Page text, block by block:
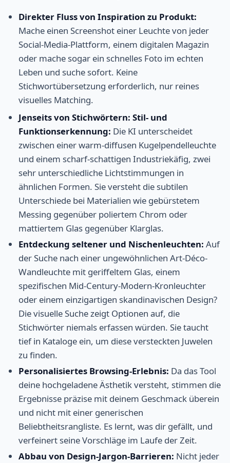
Direkter Fluss von Inspiration zu Produkt:
Mache einen Screenshot einer Leuchte von jeder
Social-Media-Plattform, einem digitalen Magazin
oder mache sogar ein schnelles Foto im echten
Leben und suche sofort. Keine
Stichwortübersetzung erforderlich, nur reines
visuelles Matching.
Jenseits von Stichwörtern: Stil- und
Funktionserkennung: Die KI unterscheidet
zwischen einer warm-diffusen Kugelpendelleuchte
und einem scharf-schattigen Industriekäfig, zwei
sehr unterschiedliche Lichtstimmungen in
ähnlichen Formen. Sie versteht die subtilen
Unterschiede bei Materialien wie gebürstetem
Messing gegenüber poliertem Chrom oder
mattiertem Glas gegenüber Klarglas.
Entdeckung seltener und Nischenleuchten: Auf
der Suche nach einer ungewöhnlichen Art-Déco-
Wandleuchte mit geriffeltem Glas, einem
spezifischen Mid-Century-Modern-Kronleuchter
oder einem einzigartigen skandinavischen Design?
Die visuelle Suche zeigt Optionen auf, die
Stichwörter niemals erfassen würden. Sie taucht
tief in Kataloge ein, um diese versteckten Juwelen
zu finden.
Personalisiertes Browsing-Erlebnis: Da das Tool
deine hochgeladene Ästhetik versteht, stimmen die
Ergebnisse präzise mit deinem Geschmack überein
und nicht mit einer generischen
Beliebtheitsrangliste. Es lernt, was dir gefällt, und
verfeinert seine Vorschläge im Laufe der Zeit.
Abbau von Design-Jargon-Barrieren: Nicht jeder